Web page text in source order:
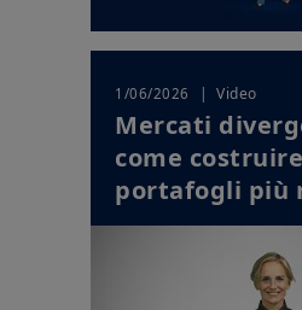
1/06/2026 | Video
Mercati
come costruire
portafogli più